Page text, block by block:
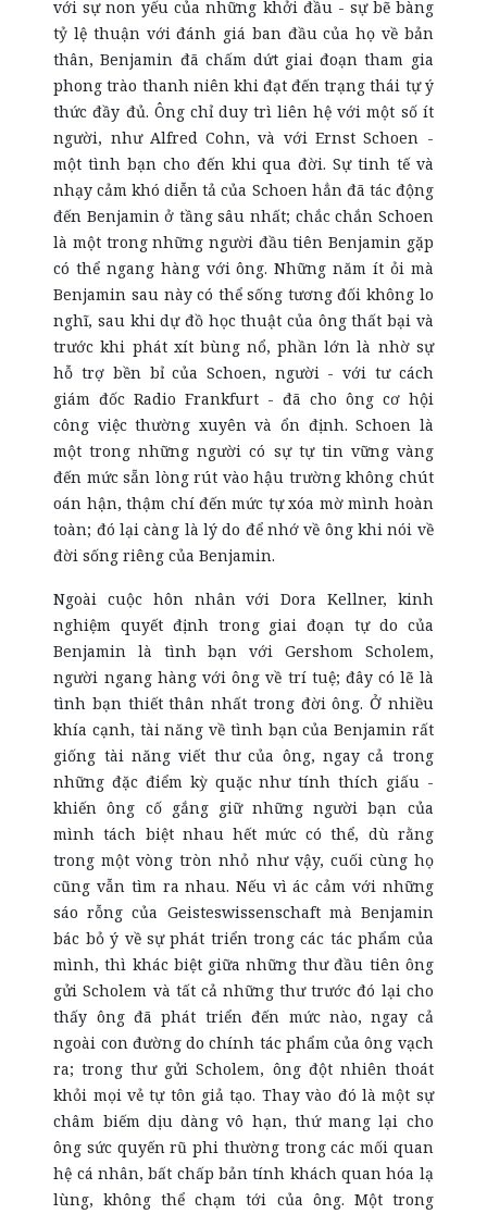
với sự non yếu của những khởi đầu - sự bẽ bàng
tỷ lệ thuận với đánh giá ban đầu của họ về bản
thân, Benjamin đã chấm dứt giai đoạn tham gia
phong trào thanh niên khi đạt đến trạng thái tự ý
thức đầy đủ. Ông chỉ duy trì liên hệ với một số ít
người, như Alfred Cohn, và với Ernst Schoen -
một tình bạn cho đến khi qua đời. Sự tinh tế và
nhạy cảm khó diễn tả của Schoen hẳn đã tác động
đến Benjamin ở tầng sâu nhất; chắc chắn Schoen
là một trong những người đầu tiên Benjamin gặp
có thể ngang hàng với ông. Những năm ít ỏi mà
Benjamin sau này có thể sống tương đối không lo
nghĩ, sau khi dự đồ học thuật của ông thất bại và
trước khi phát xít bùng nổ, phần lớn là nhờ sự
hỗ trợ bền bỉ của Schoen, người - với tư cách
giám đốc Radio Frankfurt - đã cho ông cơ hội
công việc thường xuyên và ổn định. Schoen là
một trong những người có sự tự tin vững vàng
đến mức sẵn lòng rút vào hậu trường không chút
oán hận, thậm chí đến mức tự xóa mờ mình hoàn
toàn; đó lại càng là lý do để nhớ về ông khi nói về
đời sống riêng của Benjamin.
Ngoài cuộc hôn nhân với Dora Kellner, kinh
nghiệm quyết định trong giai đoạn tự do của
Benjamin là tình bạn với Gershom Scholem,
người ngang hàng với ông về trí tuệ; đây có lẽ là
tình bạn thiết thân nhất trong đời ông. Ở nhiều
khía cạnh, tài năng về tình bạn của Benjamin rất
giống tài năng viết thư của ông, ngay cả trong
những đặc điểm kỳ quặc như tính thích giấu -
khiến ông cố gắng giữ những người bạn của
mình tách biệt nhau hết mức có thể, dù rằng
trong một vòng tròn nhỏ như vậy, cuối cùng họ
cũng vẫn tìm ra nhau. Nếu vì ác cảm với những
sáo rỗng của Geisteswissenschaft mà Benjamin
bác bỏ ý về sự phát triển trong các tác phẩm của
mình, thì khác biệt giữa những thư đầu tiên ông
gửi Scholem và tất cả những thư trước đó lại cho
thấy ông đã phát triển đến mức nào, ngay cả
ngoài con đường do chính tác phẩm của ông vạch
ra; trong thư gửi Scholem, ông đột nhiên thoát
khỏi mọi vẻ tự tôn giả tạo. Thay vào đó là một sự
châm biếm dịu dàng vô hạn, thứ mang lại cho
ông sức quyến rũ phi thường trong các mối quan
hệ cá nhân, bất chấp bản tính khách quan hóa lạ
lùng, không thể chạm tới của ông. Một trong